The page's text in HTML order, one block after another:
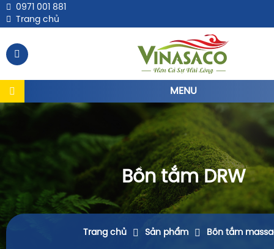
0971 001 881
Trang chủ
MENU
Bồn tắm DRW
Trang chủ Sản phẩm Bồn tắm